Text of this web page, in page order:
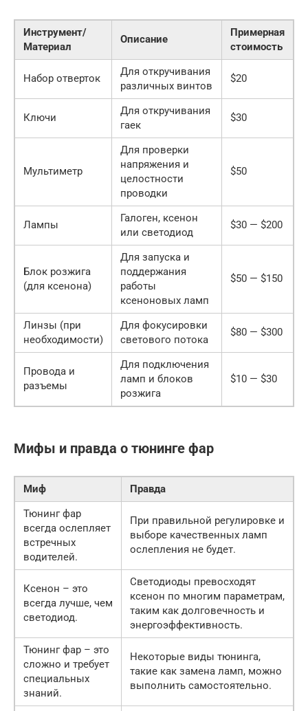
Инструмент/
Материал
Описание
Примерная
стоимость
Набор отверток
Для откручивания
различных винтов
$20
Ключи
Для откручивания
гаек
$30
Мультиметр
Для проверки
напряжения и
целостности
проводки
$50
Лампы
Галоген, ксенон
или светодиод
$30 — $200
Блок розжига
(для ксенона)
Для запуска и
поддержания
работы
ксеноновых ламп
$50 — $150
Линзы (при
необходимости)
Для фокусировки
светового потока
$80 — $300
Провода и
разъемы
Для подключения
ламп и блоков
розжига
$10 — $30
Мифы и правда о тюнинге фар
Миф
Правда
Тюнинг фар
всегда ослепляет
встречных
водителей.
При правильной регулировке и
выборе качественных ламп
ослепления не будет.
Ксенон – это
всегда лучше, чем
светодиод.
Светодиоды превосходят
ксенон по многим параметрам,
таким как долговечность и
энергоэффективность.
Тюнинг фар – это
сложно и требует
специальных
знаний.
Некоторые виды тюнинга,
такие как замена ламп, можно
выполнить самостоятельно.